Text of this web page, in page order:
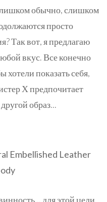
обычно, слишком
просто
Так вот, я предлагаю
вкус. Все конечно
хотели показать себя,
Х предпочитает
образ...
Embellished Leather
для этой цели